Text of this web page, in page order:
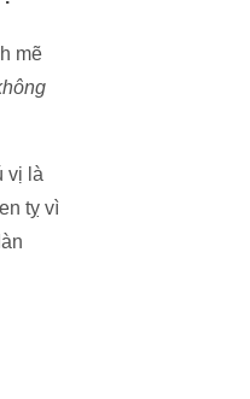
mẽ
vị là
tỵ vì